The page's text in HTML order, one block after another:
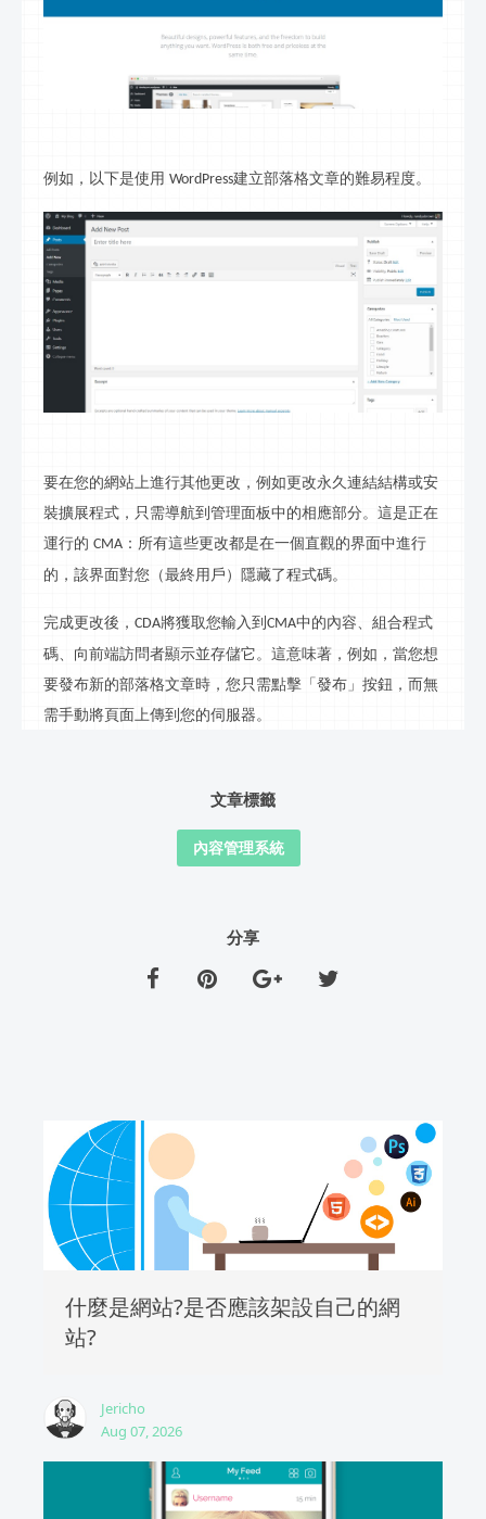
例如，以下是使用 WordPress建立部落格文章的難易程度。
要在您的網站上進行其他更改，例如更改永久連結結構或安
裝擴展程式 ，只需導航到管理面板中的相應部分。這是正在
運行的 CMA ：所有這些更改都是在一個直觀的界面中進行
的，該界面對您（最終用戶）隱藏了程式碼。
完成更改後， CDA將獲取您輸入到 CMA中的內容、組合程式
碼、向前端訪問者顯示並存儲它。這意味著，例如，當您想
要發布新的部落格文章時，您只需點擊「發布」按鈕，而無
需手動將頁面上傳到您的伺服器。
文章標籤
內容管理系統
分享
什麼是網站?是否應該架設自己的網
站?
Jericho
Aug 07, 2026